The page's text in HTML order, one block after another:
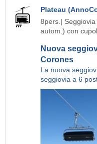
Plateau
8pers.|
autom.) con
Nuova
Corones
La nuova
seggiovia a 6